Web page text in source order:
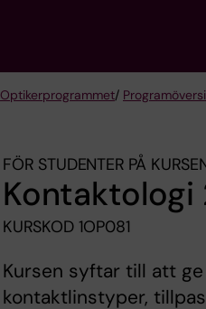
Optikerprogrammet/
FÖR STUDENTER PÅ
Kontaktologi
KURSKOD 1OP081
Kursen syftar till att
kontaktlinstyper,